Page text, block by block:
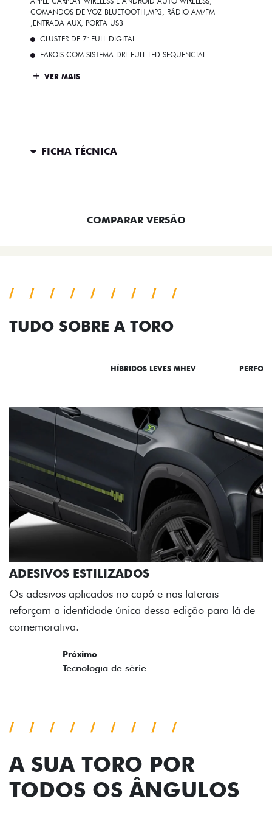
COMANDOS DE VOZ BLUETOOTH,MP3, RÁDIO AM/FM
,ENTRADA AUX, PORTA USB
CLUSTER DE 7" FULL DIGITAL
FAROIS COM SISTEMA DRL FULL LED SEQUENCIAL
VER MAIS
FICHA TÉCNICA
COMPARAR VERSÃO
TUDO SOBRE A TORO
HÍBRIDOS LEVES MHEV
ADESIVOS ESTILIZADOS
Os adesivos aplicados no capô e nas laterais
reforçam a identidade única dessa edição para lá de
comemorativa.
Próximo
Tecnologia de série
A SUA TORO POR
TODOS OS ÂNGULOS